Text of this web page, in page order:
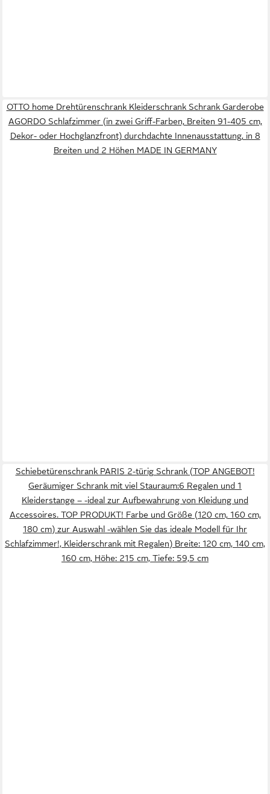
OTTO home Drehtürenschrank Kleiderschrank Schrank Garderobe
AGORDO Schlafzimmer (in zwei Griff-Farben, Breiten 91-405 cm,
Dekor- oder Hochglanzfront) durchdachte Innenausstattung, in 8
Breiten und 2 Höhen MADE IN GERMANY
Schiebetürenschrank PARIS 2-türig Schrank (TOP ANGEBOT!
Geräumiger Schrank mit viel Stauraum:6 Regalen und 1
Kleiderstange – -ideal zur Aufbewahrung von Kleidung und
Accessoires. TOP PRODUKT! Farbe und Größe (120 cm, 160 cm,
180 cm) zur Auswahl -wählen Sie das ideale Modell für Ihr
Schlafzimmer!, Kleiderschrank mit Regalen) Breite: 120 cm, 140 cm,
160 cm, Höhe: 215 cm, Tiefe: 59,5 cm